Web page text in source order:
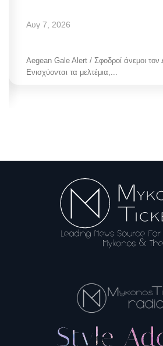
Αυγ 7, 2026
Aegean Gale Alert / Σφοδροί άνεμοι
Ενισχύονται τα μελτέμια,...